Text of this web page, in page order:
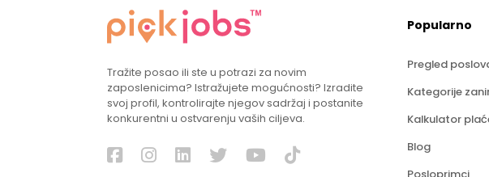
Tražite posao ili ste u potrazi za novim
zaposlenicima? Istražujete mogućnosti? Izradite
svoj profil, kontrolirajte njegov sadržaj i postanite
konkurentni u ostvarenju vaših ciljeva.
Popularno
Pregled
Kategorije
Kalkulator
Blog